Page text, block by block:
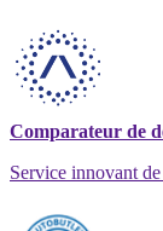
Comparateur de
Service innovant